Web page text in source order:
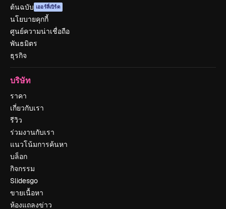
ต้นฉบับ เออร์ลี่เบิร์ด
นโยบายคุกกี้
ศูนย์ความน่าเชื่อถือ
พันธมิตร
ธุรกิจ
บริษัท
ราคา
เกี่ยวกับเรา
รีวิว
ร่วมงานกับเรา
แนวโน้มการค้นหา
บล็อก
กิจกรรม
Slidesgo
ขายเนื้อหา
ห้องแถลงข่าว